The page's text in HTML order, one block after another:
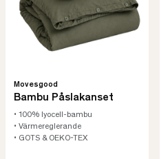
Movesgood
Bambu Påslakanset
• 100% lyocell-bambu
• Värmereglerande
• GOTS & OEKO-TEX